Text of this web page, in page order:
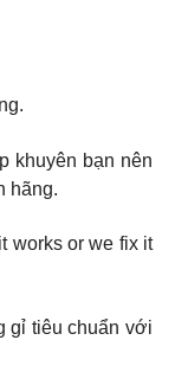
khuyên bạn nên
hãng.
works or we fix it
gỉ tiêu chuẩn với